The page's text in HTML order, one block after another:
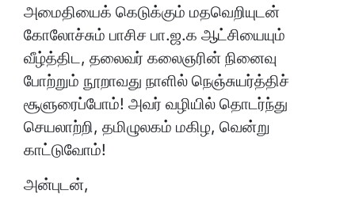
அமைதியைக் கெடுக்கும் மதவெறியுடன்
கோலோச்சும் பாசிச பா.ஜ.க ஆட்சியையும்
வீழ்த்திட, தலைவர் கலைஞரின் நினைவு
போற்றும் நூறாவது நாளில் நெஞ்சுயர்த்திச்
சூளுரைப்போம்! அவர் வழியில் தொடர்ந்து
செயலாற்றி, தமிழுலகம் மகிழ, வென்று
காட்டுவோம்!
அன்புடன்,